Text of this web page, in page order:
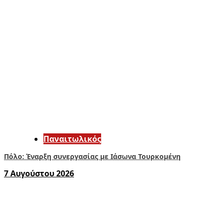
Παναιτωλικός
Πόλο: Έναρξη συνεργασίας με Ιάσωνα Τουρκομένη
7 Αυγούστου 2026